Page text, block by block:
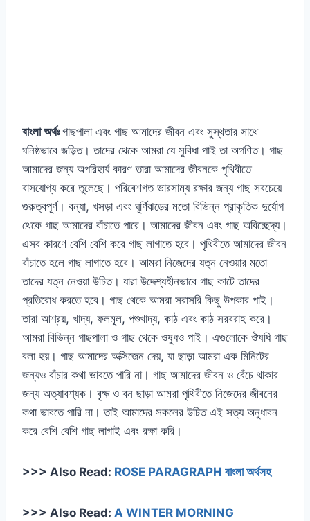
বাংলা অর্থঃগাছপালা এবং গাছ আমাদের জীবন এবং সুস্থতার সাথে
ঘনিষ্ঠভাবে জড়িত। তাদের থেকে আমরা যে সুবিধা পাই তা অগণিত। গাছ
আমাদের জন্য অপরিহার্য কারণ তারা আমাদের জীবনকে পৃথিবীতে
বাসযোগ্য করে তুলেছে। পরিবেশগত ভারসাম্য রক্ষার জন্য গাছ সবচেয়ে
গুরুত্বপূর্ণ। বন্যা, খসড়া এবং ঘূর্ণিঝড়ের মতো বিভিন্ন প্রাকৃতিক দুর্যোগ
থেকে গাছ আমাদের বাঁচাতে পারে। আমাদের জীবন এবং গাছ অবিচ্ছেদ্য।
এসব কারণে বেশি বেশি করে গাছ লাগাতে হবে। পৃথিবীতে আমাদের জীবন
বাঁচাতে হলে গাছ লাগাতে হবে। আমরা নিজেদের যত্ন নেওয়ার মতো
তাদের যত্ন নেওয়া উচিত। যারা উদ্দেশ্যহীনভাবে গাছ কাটে তাদের
প্রতিরোধ করতে হবে। গাছ থেকে আমরা সরাসরি কিছু উপকার পাই।
তারা আশ্রয়, খাদ্য, ফলমূল, পশুখাদ্য, কাঠ এবং কাঠ সরবরাহ করে।
আমরা বিভিন্ন গাছপালা ও গাছ থেকে ওষুধও পাই। এগুলোকে ঔষধি গাছ
বলা হয়। গাছ আমাদের অক্সিজেন দেয়, যা ছাড়া আমরা এক মিনিটের
জন্যও বাঁচার কথা ভাবতে পারি না। গাছ আমাদের জীবন ও বেঁচে থাকার
জন্য অত্যাবশ্যক। বৃক্ষ ও বন ছাড়া আমরা পৃথিবীতে নিজেদের জীবনের
কথা ভাবতে পারি না। তাই আমাদের সকলের উচিত এই সত্য অনুধাবন
করে বেশি বেশি গাছ লাগাই এবং রক্ষা করি।
>>> Also Read: ROSE PARAGRAPH বাংলা অর্থসহ
>>> Also Read: A WINTER MORNING